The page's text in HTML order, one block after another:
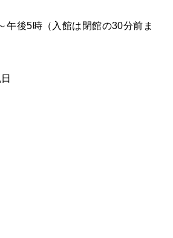
午後5時（入館は閉館の30分前ま